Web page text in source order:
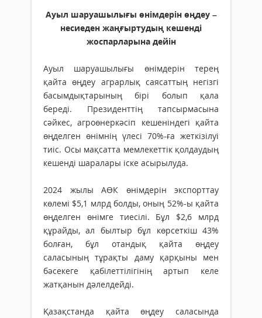
Ауыл шаруашылығы өнімдерін өңдеу –
несиеден жаңғыртудың кешенді
жоспарларына дейін
Ауыл шаруашылығы өнімдерін терең
қайта өңдеу аграрлық саясаттың негізгі
басымдықтарының бірі болып қала
береді. Президенттің тапсырмасына
сәйкес, агроөнеркәсіп кешеніндегі қайта
өңделген өнімнің үлесі 70%-ға жеткізілуі
тиіс. Осы мақсатта мемлекеттік қолдаудың
кешенді шаралары іске асырылуда.
2024 жылы АӨК өнімдерін экспорттау
көлемі $5,1 млрд болды, оның 52%-ы қайта
өңделген өнімге тиесілі. Бұл $2,6 млрд
құрайды, ал былтыр бұл көрсеткіш 43%
болған, бұл отандық қайта өңдеу
саласының тұрақты даму қарқыны мен
бәсекеге қабілеттілігінің артып келе
жатқанын дәлелдейді.
Қазақстанда қайта өңдеу саласында